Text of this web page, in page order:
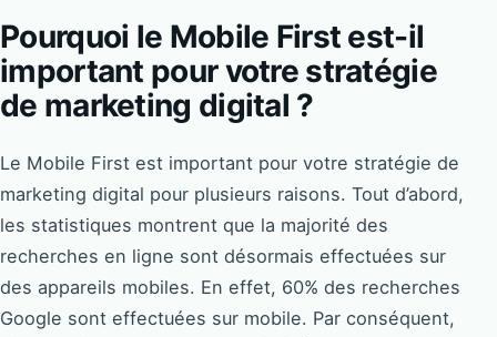
Pourquoi le Mobile First est-il
important pour votre stratégie
de marketing digital ?
Le Mobile First est important pour votre stratégie de
marketing digital pour plusieurs raisons. Tout d’abord,
les statistiques montrent que la majorité des
recherches en ligne sont désormais effectuées sur
des appareils mobiles. En effet, 60% des recherches
Google sont effectuées sur mobile. Par conséquent,